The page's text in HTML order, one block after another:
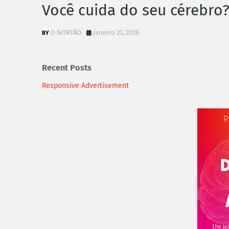
Você cuida do seu cérebro?
O NORTÃO janeiro 23, 2026
Recent Posts
Responsive Advertisement